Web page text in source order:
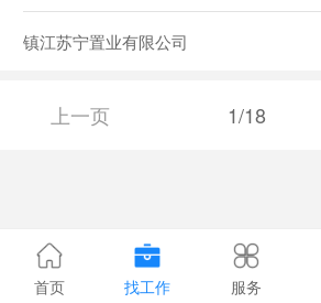
镇江苏宁置业有限公司
上一页 1/18
首页 找工作 服务